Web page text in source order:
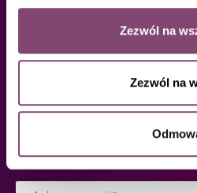
Zezwól na
Zezwól na
naszej społeczności.
Dołącz do nich! Zapisz
otrzymywać
tekstach, akcjach i